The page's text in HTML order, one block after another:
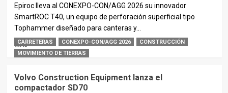
Epiroc lleva al CONEXPO-CON/AGG 2026 su innovador
SmartROC T40, un equipo de perforación superficial tipo
Tophammer diseñado para canteras y...
MÁS
CARRETERAS CONEXPO-CON/AGG 2026
CONSTRUCCIÓN
MOVIMIENTO DE TIERRAS
Volvo Construction Equipment lanza el
compactador SD70